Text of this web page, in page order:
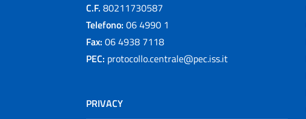
C.F. 80211730587
Telefono: 06 4990 1
Fax: 06 4938 7118
PEC: protocollo.centrale@pec.iss.it
PRIVACY